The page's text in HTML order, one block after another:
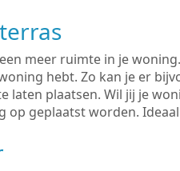
meer ruimte in je
hebt. Zo kan je er
laten plaatsen. Wil jij je
op geplaatst worden.